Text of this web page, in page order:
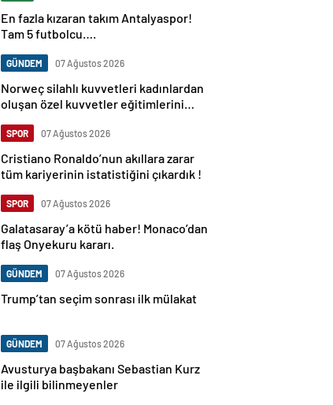
En fazla kızaran takım Antalyaspor!
Tam 5 futbolcu….
GÜNDEM 07 Ağustos 2026
Norweç silahlı kuvvetleri kadınlardan
oluşan özel kuvvetler eğitimlerini
SPOR 07 Ağustos 2026
Cristiano Ronaldo’nun akıllara zarar
tüm kariyerinin istatistiğini çıkardık !
SPOR 07 Ağustos 2026
Galatasaray’a kötü haber! Monaco’dan
flaş Onyekuru kararı.
GÜNDEM 07 Ağustos 2026
Trump’tan seçim sonrası ilk mülakat
GÜNDEM 07 Ağustos 2026
Avusturya başbakanı Sebastian Kurz
ile ilgili bilinmeyenler